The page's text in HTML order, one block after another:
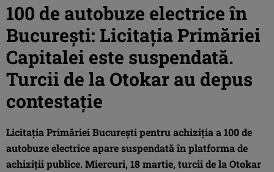
100 de autobuze electrice în
București: Licitația Primăriei
Capitalei este suspendată.
Turcii de la Otokar au depus
contestație
Licitația Primăriei București pentru achiziția a 100 de
autobuze electrice apare suspendată în platforma de
achiziții publice. Miercuri, 18 martie, turcii de la Otokar